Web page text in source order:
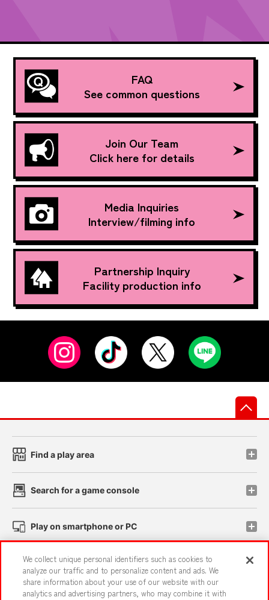
FAQ
See common questions
Join Our Team
Click here for details
Media Inquiries
Interview/filming info
Partnership Inquiry
Facility production info
Find a play area
Search for a game console
Play on smartphone or PC
Events and Campaigns
We collect unique personal identifiers such as cookies to
analyze our traffic and to personalize content and ads. We
share information about your use of our website with our
analytics and advertising partners, who may combine it with